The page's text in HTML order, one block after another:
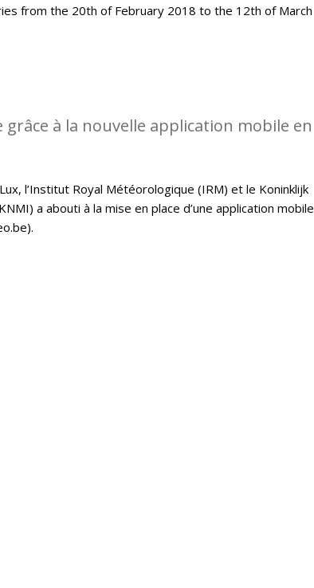
from the 20th of February 2018 to the 12th of March
à la nouvelle application mobile en
l’Institut Royal Météorologique (IRM) et le Koninklijk
a abouti à la mise en place d’une application mobile